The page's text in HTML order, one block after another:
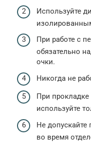
Используйте
При работе с
обязательно
очки.
Никогда не
При прокладке
используйте
Не
во время